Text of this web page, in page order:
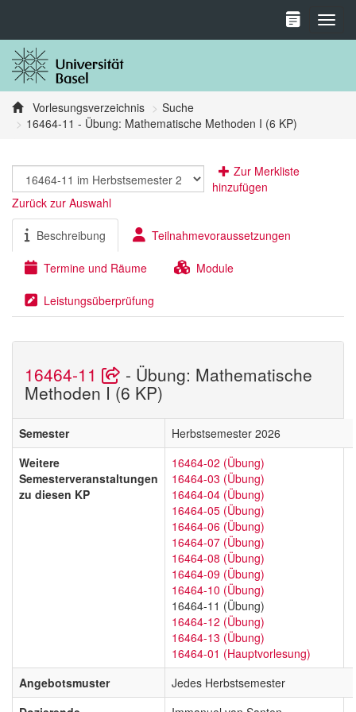
Vorlesungsverzeichnis
Suche
16464-11 - Übung: Mathematische Methoden I (6 KP)
Zur Merkliste
hinzufügen
Zurück zur Auswahl
Beschreibung Teilnahmevoraussetzungen
Termine und Räume Module
Leistungsüberprüfung
16464-11 - Übung: Mathematische
Methoden I (6 KP)
Semester
Herbstsemester 2026
Weitere
Semesterveranstaltungen
zu diesen KP
16464-02 (Übung)
16464-03 (Übung)
16464-04 (Übung)
16464-05 (Übung)
16464-06 (Übung)
16464-07 (Übung)
16464-08 (Übung)
16464-09 (Übung)
16464-10 (Übung)
16464-11 (Übung)
16464-12 (Übung)
16464-13 (Übung)
16464-01 (Hauptvorlesung)
Angebotsmuster
Jedes Herbstsemester